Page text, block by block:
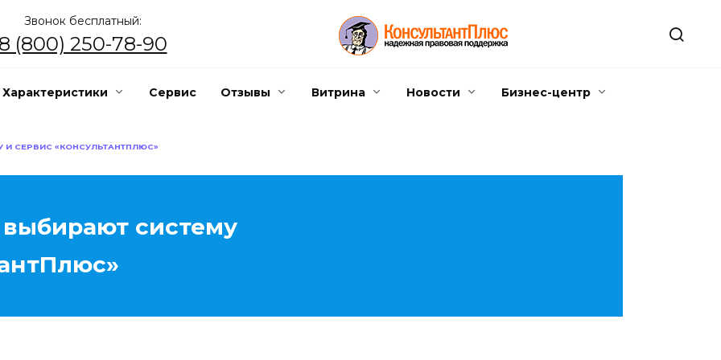
Звонок бесплатный:
8 (800) 250-78-90
Характеристики Сервис Отзывы Витрина Новости Бизнес-центр
СЕРВИС «КОНСУЛЬТАНТПЛЮС»
систему